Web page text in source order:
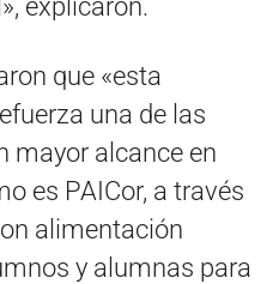
explicaron.
que «esta
una de las
mayor alcance en
es PAICor, a través
alimentación
y alumnas para